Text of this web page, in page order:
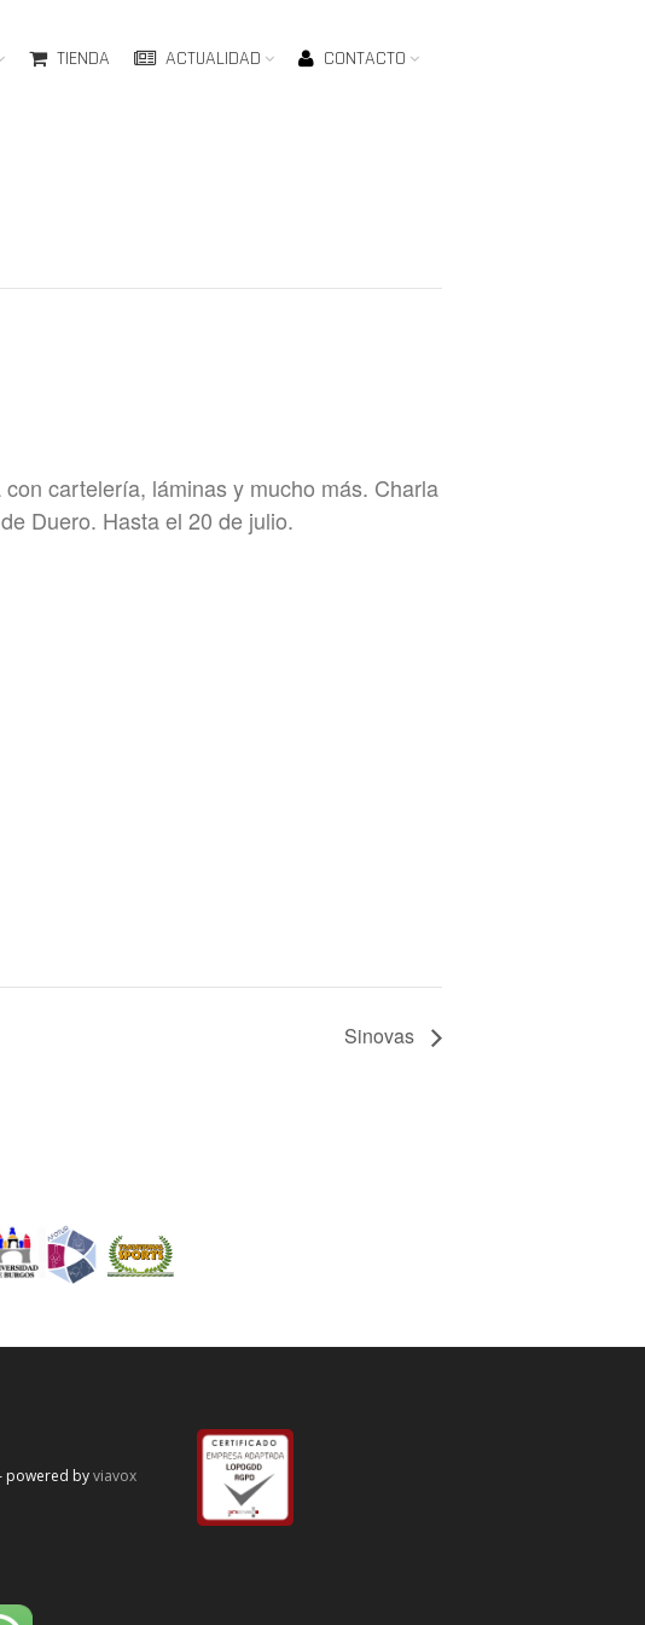
TIENDA ACTUALIDAD CONTACTO
cartelería, láminas y mucho más. Charla
Duero. Hasta el 20 de julio.
Sinovas
powered byviavox